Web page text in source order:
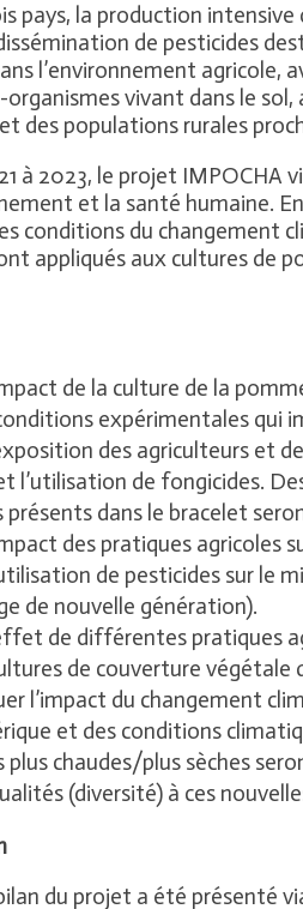
pays, la production
de pesticides
l’environnement
organismes vivant dans le
des populations rurales
à 2023, le projet IMPOCHA
et la santé humaine.
conditions du
appliqués aux cultures de
de la culture de la
expérimentales qui
des agriculteurs et
l’utilisation de fongicides.
présents dans le bracelet
des pratiques agricoles
de pesticides sur le
de nouvelle génération).
de différentes pratiques
de couverture végétale
l’impact du changement
et des conditions
chaudes/plus sèches
(diversité) à ces
du projet a été présenté